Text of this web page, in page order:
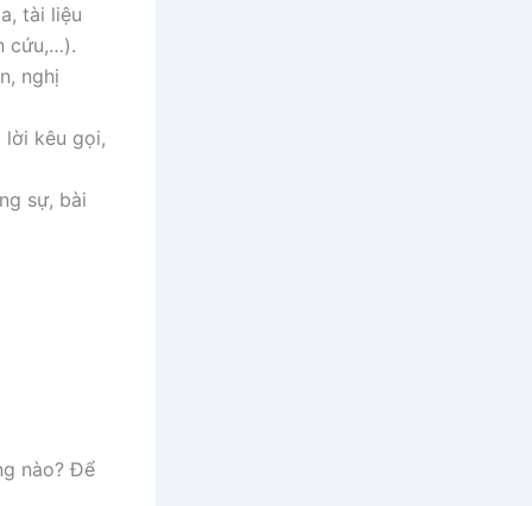
tài liệu
cứu,…).
nghị
lời kêu gọi,
sự, bài
nào? Để